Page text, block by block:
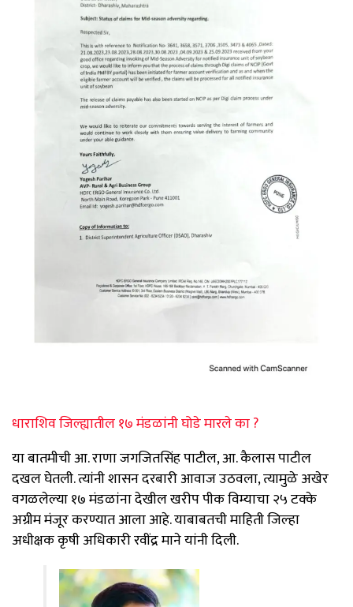
धाराशिव जिल्ह्यातील १७ मंडळांनी घोडे मारले का ?
या बातमीची आ. राणा जगजितसिंह पाटील, आ. कैलास पाटील
दखल घेतली. त्यांनी शासन दरबारी आवाज उठवला, त्यामुळे अखेर
वगळलेल्या १७ मंडळांना देखील खरीप पीक विम्याचा २५ टक्के
अग्रीम मंजूर करण्यात आला आहे. याबाबतची माहिती जिल्हा
अधीक्षक कृषी अधिकारी रवींद्र माने यांनी दिली.